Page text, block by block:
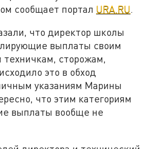
сообщает портал URA.RU.
что директор школы
выплаты своим
техничкам, сторожам,
это в обход
указаниям Марины
что этим категориям
выплаты вообще не